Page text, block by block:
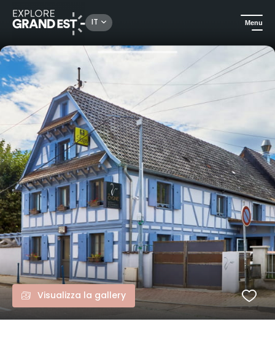
IT Menu
Hotel Una notte tranquilla alle porte di Strasburgo
Visualizza la gallery